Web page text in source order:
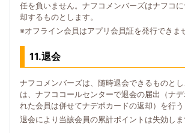
任を負いません。ナフコメンバーズはナフコ
却するものとします。
※オフライン会員はアプリ会員証を発行できま
11.退会
ナフコメンバーズは、随時退会できるものと
は、ナフココールセンターで退会の届出（ナ
れた会員は併せてナデポカードの返却）を行う
退会により当該会員の累計ポイントは失効しま